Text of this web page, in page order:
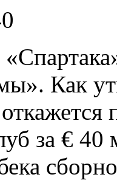
Как
за €